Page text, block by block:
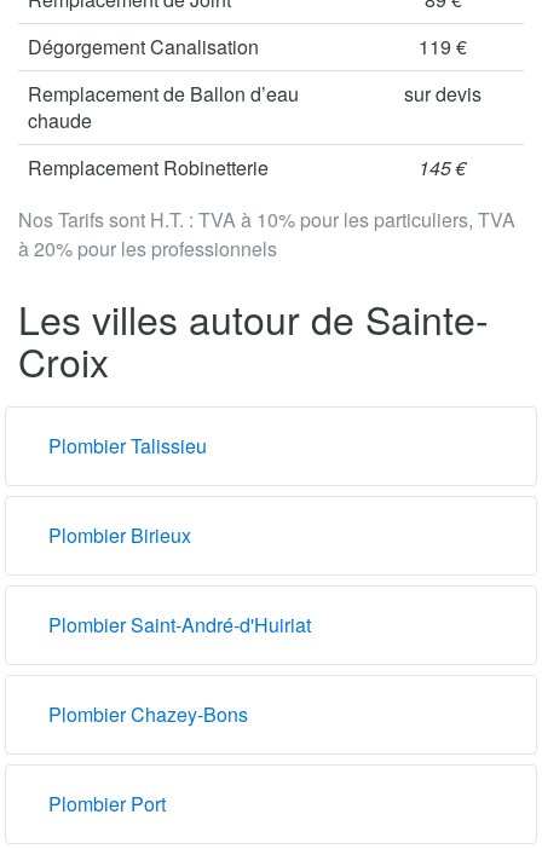
Nos Tarifs sont H.T. : TVA à 10% pour les particuliers, TVA
à 20% pour les professionnels
Dégorgement Canalisation
119 €
Remplacement de Ballon d’eau
chaude
sur devis
Remplacement Robinetterie 145 €
Les villes autour de Sainte-
Croix
Plombier Talissieu
Plombier Birieux
Plombier Saint-André-d'Huiriat
Plombier Chazey-Bons
Plombier Port